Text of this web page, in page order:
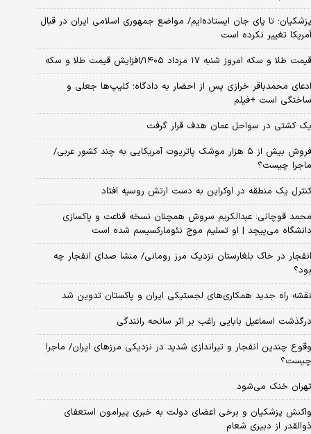
پزشکیان: تا پای جان ایستاده‌ایم/ مواضع جمهوری اسلامی ایران در قبال
آمریکا تغییر نکرده است
قیمت طلا و سکه امروز شنبه ۱۷ مرداد ۱۴۰۵/افزایش قیمت طلا و سکه
ادعای محمدباقر خرازی پس از احضار به دادگاه؛ کلیپ‌ها جعلی و
ساختگی است +فیلم
یک کشتی در سواحل عمان هدف قرار گرفت
فروش بیش از ۵ هزار موشک پاتریوت آمریکایی به چند کشور عربی/
ماجرا چیست؟
کنترل یک منطقه در اوکراین به دست ارتش روسیه افتاد
محمد قوچانی: عبدالکریم سروش همچنان نسخه قناعت و پاکسازی
دانشگاه می‌پیچد | او تسلیم موج نئومارکسیسم شده است
انفجار در خاک بلغارستان نزدیک مرز رومانی/ منشا صدای انفجار چه
بود؟
نقشه راه جدید همکاری‌های لجستیکی ایران و پاکستان تدوین شد
درگذشت اسماعیل بابایی راغب بر اثر سانحه رانندگی
وقوع چندین انفجار و تیراندازی شدید در نزدیکی مرز‌های ایران/ ماجرا
چیست؟
تهران خنک می‌شود
واکنش پزشکیان و برخی اعضای دولت به خبری پیرامون استعفای
ذوالقدر از دبیری شعام